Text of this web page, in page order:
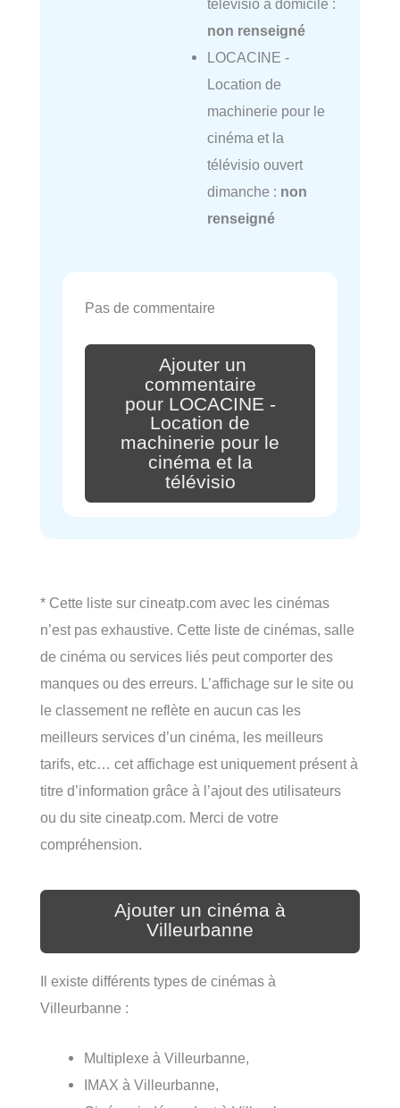
télévisio à domicile :
non renseigné
LOCACINE -
Location de
machinerie pour le
cinéma et la
télévisio ouvert
dimanche : non
renseigné
Pas de commentaire
Ajouter un
commentaire
pour LOCACINE -
Location de
machinerie pour le
cinéma et la
télévisio
* Cette liste sur cineatp.com avec les cinémas
n’est pas exhaustive. Cette liste de cinémas, salle
de cinéma ou services liés peut comporter des
manques ou des erreurs. L’affichage sur le site ou
le classement ne reflète en aucun cas les
meilleurs services d’un cinéma, les meilleurs
tarifs, etc… cet affichage est uniquement présent à
titre d’information grâce à l’ajout des utilisateurs
ou du site cineatp.com. Merci de votre
compréhension.
Ajouter un cinéma à
Villeurbanne
Il existe différents types de cinémas à
Villeurbanne :
Multiplexe à Villeurbanne,
IMAX à Villeurbanne,